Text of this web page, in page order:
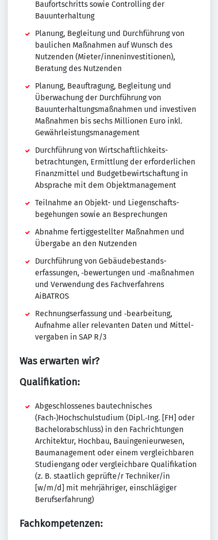
Baufortschritts sowie Controlling der
Bauunterhaltung
Planung, Begleitung und Durchführung von
baulichen Maßnahmen auf Wunsch des
Nutzenden (Mieter/innen­investitionen),
Beratung des Nutzenden
Planung, Beauftragung, Begleitung und
Überwachung der Durchführung von
Bauunterhaltungs­maßnahmen und investiven
Maßnahmen bis sechs Millionen Euro inkl.
Gewährleistungs­management
Durchführung von Wirtschaftlichkeits­
betrachtungen, Ermittlung der erforderlichen
Finanzmittel und Budget­bewirtschaftung in
Absprache mit dem Objekt­management
Teilnahme an Objekt- und Liegenschafts­
begehungen sowie an Besprechungen
Abnahme fertiggestellter Maßnahmen und
Übergabe an den Nutzenden
Durchführung von Gebäudebestands­
erfassungen, ‑bewertungen und ‑maßnahmen
und Verwendung des Fachverfahrens
AiBATROS
Rechnungserfassung und ‑bearbeitung,
Aufnahme aller relevanten Daten und Mittel­
vergaben in SAP R/3
Was erwarten wir?
Qualifikation:
Abgeschlossenes bautechnisches
(Fach‑)Hochschul­studium (Dipl.‑Ing. [FH] oder
Bachelor­abschluss) in den Fachrichtungen
Architektur, Hochbau, Bauingenieurwesen,
Baumanagement oder einem vergleichbaren
Studiengang oder vergleichbare Qualifikation
(z. B. staatlich geprüfte/r Techniker/in
[w/m/d] mit mehrjähriger, einschlägiger
Berufserfahrung)
Fachkompetenzen: